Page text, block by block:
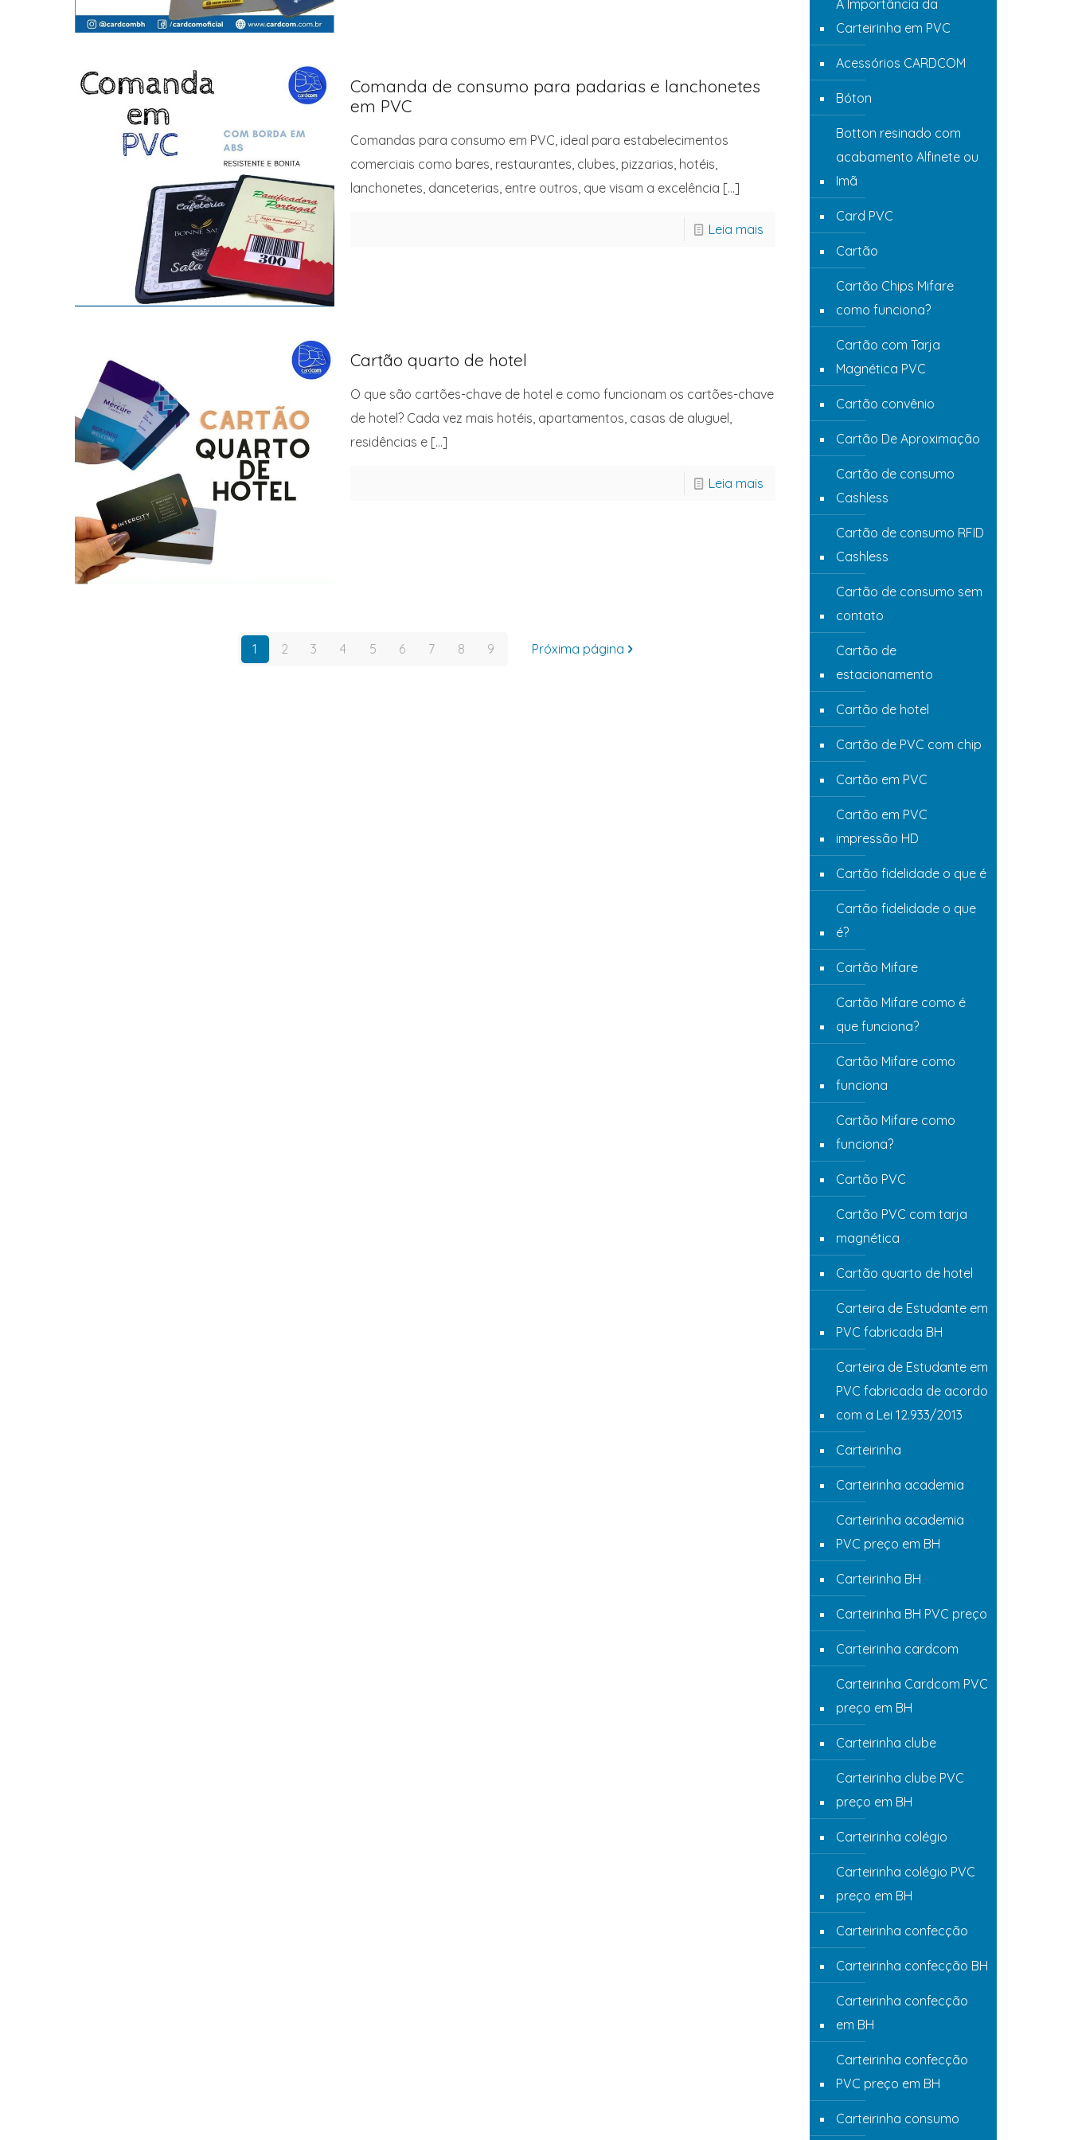
Comanda de consumo para padarias e lanchonetes
em PVC
Comandas para consumo em PVC, ideal para estabelecimentos
comerciais como bares, restaurantes, clubes, pizzarias, hotéis,
lanchonetes, danceterias, entre outros, que visam a excelência […]
Leia mais
Cartão quarto de hotel
O que são cartões-chave de hotel e como funcionam os cartões-chave
de hotel? Cada vez mais hotéis, apartamentos, casas de aluguel,
residências e[…]
Leia mais
1 2 3 4 5 6 7 8 9 Próxima página
A Importância da
Carteirinha em PVC
Acessórios CARDCOM
Bóton
Botton resinado com
acabamento Alfinete ou
Imã
Card PVC
Cartão
Cartão Chips Mifare
como funciona?
Cartão com Tarja
Magnética PVC
Cartão convênio
Cartão De Aproximação
Cartão de consumo
Cashless
Cartão de consumo RFID
Cashless
Cartão de consumo sem
contato
Cartão de
estacionamento
Cartão de hotel
Cartão de PVC com chip
Cartão em PVC
Cartão em PVC
impressão HD
Cartão fidelidade o que é
Cartão fidelidade o que
é?
Cartão Mifare
Cartão Mifare como é
que funciona?
Cartão Mifare como
funciona
Cartão Mifare como
funciona?
Cartão PVC
Cartão PVC com tarja
magnética
Cartão quarto de hotel
Carteira de Estudante em
PVC fabricada BH
Carteira de Estudante em
PVC fabricada de acordo
com a Lei 12.933/2013
Carteirinha
Carteirinha academia
Carteirinha academia
PVC preço em BH
Carteirinha BH
Carteirinha BH PVC preço
Carteirinha cardcom
Carteirinha Cardcom PVC
preço em BH
Carteirinha clube
Carteirinha clube PVC
preço em BH
Carteirinha colégio
Carteirinha colégio PVC
preço em BH
Carteirinha confecção
Carteirinha confecção BH
Carteirinha confecção
em BH
Carteirinha confecção
PVC preço em BH
Carteirinha consumo